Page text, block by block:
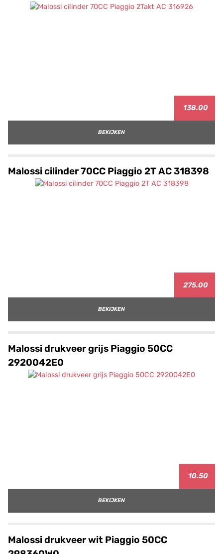
138.00
BEKIJKEN
Malossi cilinder 70CC Piaggio 2T AC 318398
275.00
BEKIJKEN
Malossi drukveer grijs Piaggio 50CC
2920042E0
10.50
BEKIJKEN
Malossi drukveer wit Piaggio 50CC